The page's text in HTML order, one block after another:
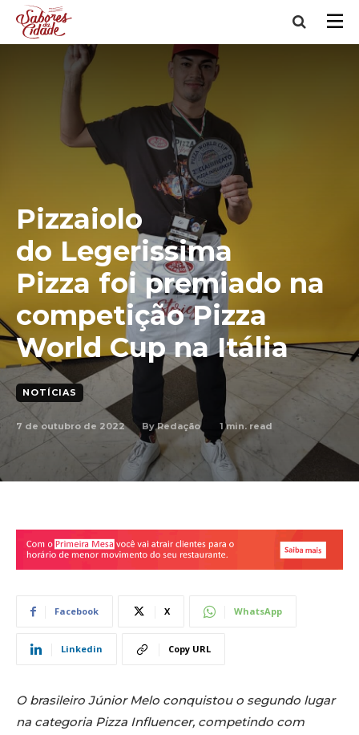
Pizzaiolo
do Legerissima
Pizza foi premiado na
competição Pizza
World Cup na Itália
NOTÍCIAS
7 de outubro de 2022 By Redação 1 min. read
Facebook X WhatsApp
Linkedin Copy URL
O brasileiro Júnior Melo conquistou o segundo lugar
na categoria Pizza Influencer, competindo com